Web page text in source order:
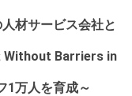
サービス会社と
Without Barriers in
1万人を育成～